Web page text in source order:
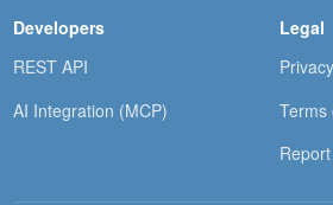
Developers
REST API
AI Integration (MCP)
Legal
Privacy
Terms